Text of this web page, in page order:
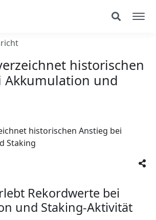
historischen
Akkumulation und
Rekordwerte bei
und Staking-Aktivität